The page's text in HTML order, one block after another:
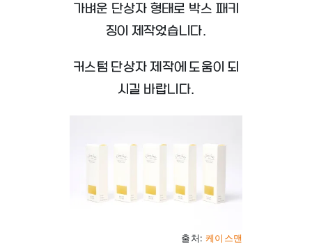
가벼운 단상자 형태로 박스 패키
징이 제작었습니다.
커스텀 단상자 제작에 도움이 되
시길 바랍니다.
출처:케이스맨